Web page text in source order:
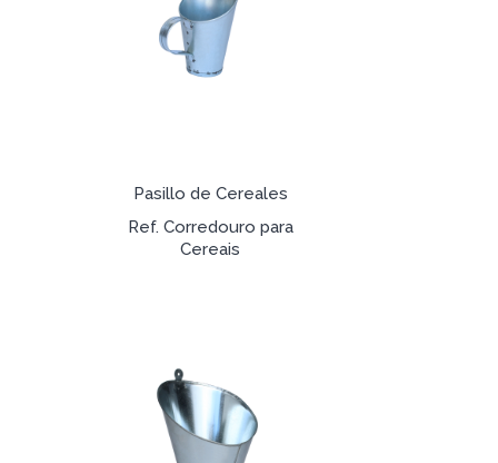
Pasillo de Cereales
Ref. Corredouro para
Cereais